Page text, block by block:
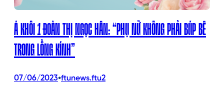
Á KHÔI 1 ĐOÀN THỊ NGỌC HÂN: “PHỤ NỮ KHÔNG PHẢI BÚP BÊ
TRONG LỒNG KÍNH”
07/06/2023•ftunews.ftu2